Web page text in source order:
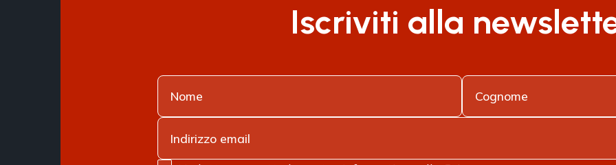
Iscriviti alla